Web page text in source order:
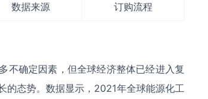
数据来源 订购流程
不确定因素，但全球经济整体已经进入复
的态势。数据显示，2021年全球能源化工